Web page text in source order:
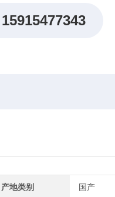
15915477343
产地类别 国产